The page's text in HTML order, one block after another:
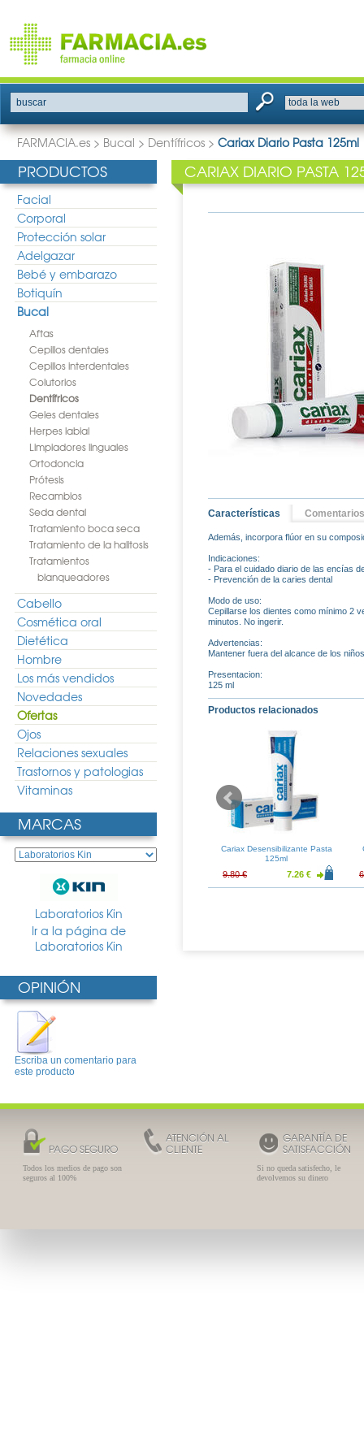
buscar
FARMACIA.es > Bucal > Dentífricos > Cariax Diario Pasta 125ml
PRODUCTOS
Facial
Corporal
Protección solar
Adelgazar
Bebé y embarazo
Botiquín
Bucal
Aftas
Cepillos dentales
Cepillos interdentales
Colutorios
Dentífricos
Geles dentales
Herpes labial
Limpiadores linguales
Ortodoncia
Prótesis
Recambios
Seda dental
Tratamiento boca seca
Tratamiento de la halitosis
Tratamientos
blanqueadores
Cabello
Cosmética oral
Dietética
Hombre
Los más vendidos
Novedades
Ofertas
Ojos
Relaciones sexuales
Trastornos y patologias
Vitaminas
MARCAS
Laboratorios Kin
Ir a la página de
Laboratorios Kin
OPINIÓN
Escriba un comentario para
este producto
CARIAX DIARIO PASTA
Características Comentarios
Además, incorpora flúor en su
Indicaciones:
- Para el cuidado diario de las encías
- Prevención de la caries dental
Modo de uso:
Cepillarse los dientes como mínimo 2
minutos. No ingerir.
Advertencias:
Mantener fuera del alcance de los
Presentacion:
125 ml
Productos relacionados
125ml Elgydium Pasta 75ml
Cariax Desensibilizante Pasta
125ml
9.80 € 7.26 €
PAGO SEGURO
Todos los medios de pago son
seguros al 100%
ATENCIÓN AL
CLIENTE
GARANTÍA DE
SATISFACCIÓN
Si no queda satisfecho, le
devolvemos su dinero